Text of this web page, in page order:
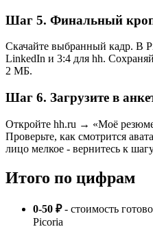
Шаг 5. Финальный кроп
Скачайте выбранный кадр. В
LinkedIn и 3:4 для hh.
2 МБ.
Шаг 6. Загрузите в
Откройте hh.ru → «Моё
Проверьте, как смотрится
лицо мелкое - вернитесь к
Итого по цифрам
0-50 ₽- стоимость
Picoria